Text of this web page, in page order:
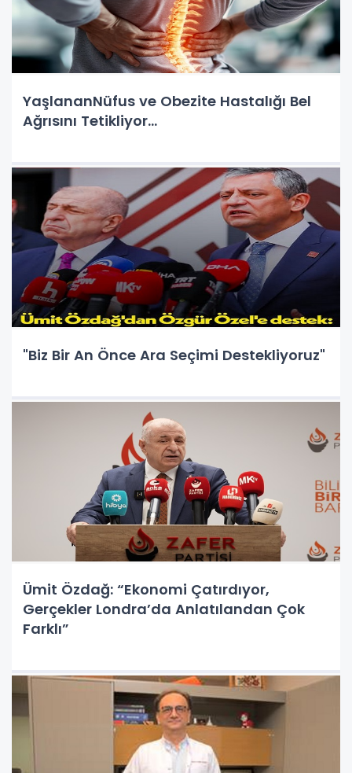
YaşlananNüfus ve Obezite Hastalığı Bel
Ağrısını Tetikliyor...
"Biz Bir An Önce Ara Seçimi Destekliyoruz"
Ümit Özdağ: “Ekonomi Çatırdıyor,
Gerçekler Londra’da Anlatılandan Çok
Farklı”